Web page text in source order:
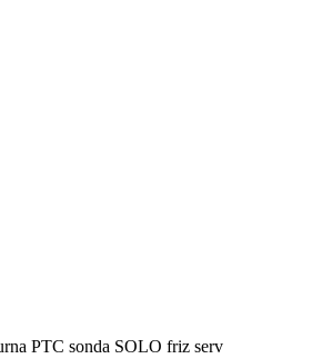
PTC sonda SOLO friz serv